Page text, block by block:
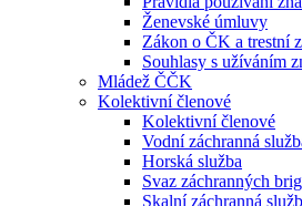
Ženevské úmluvy
Zákon o ČK a trestní
Souhlasy s užíváním
Mládež ČČK
Kolektivní členové
Kolektivní členové
Vodní záchranná
Horská služba
Svaz záchranných
Skalní záchranná